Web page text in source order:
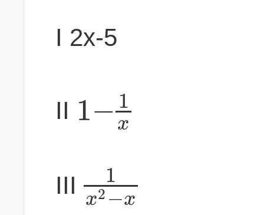
I 2x-5
II 1−1
x
III 1
x2−x